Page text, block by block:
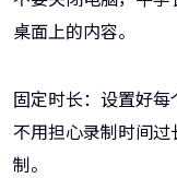
桌面上的内容。
固定时长：设置好每
不用担心录制时间
制。